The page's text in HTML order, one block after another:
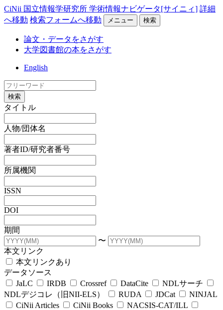
CiNii 国立情報学研究所 学術情報ナビゲータ[サイニィ] 詳細
へ移動 検索フォームへ移動 メニュー 検索
論文・データをさがす
大学図書館の本をさがす
English
検索
タイトル
人物/団体名
著者ID/研究者番号
所属機関
ISSN
DOI
期間
〜
本文リンク
本文リンクあり
データソース
JaLC
IRDB Crossref DataCite
NDLサーチ
NDLデジコレ（旧NII-ELS）
RUDA JDCat
NINJAL
CiNii Articles
CiNii Books
NACSIS-CAT/ILL